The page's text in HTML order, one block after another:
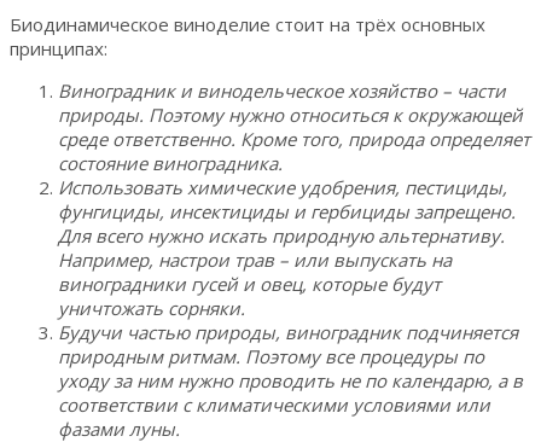
Биодинамическое виноделие стоит на трёх основных
принципах:
Виноградник и винодельческое хозяйство – части
природы. Поэтому нужно относиться к окружающей
среде ответственно. Кроме того, природа определяет
состояние виноградника.
Использовать химические удобрения, пестициды,
фунгициды, инсектициды и гербициды запрещено.
Для всего нужно искать природную альтернативу.
Например, настрои трав – или выпускать на
виноградники гусей и овец, которые будут
уничтожать сорняки.
Будучи частью природы, виноградник подчиняется
природным ритмам. Поэтому все процедуры по
уходу за ним нужно проводить не по календарю, а в
соответствии с климатическими условиями или
фазами луны.